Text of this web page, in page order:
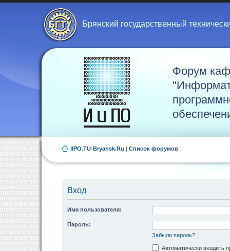
Брянский государственный
Форум
IIPO.TU-Bryansk.Ru | Список форумов
Вход
Имя пользователя:
Пароль:
Забыли пароль?
Автоматически входить